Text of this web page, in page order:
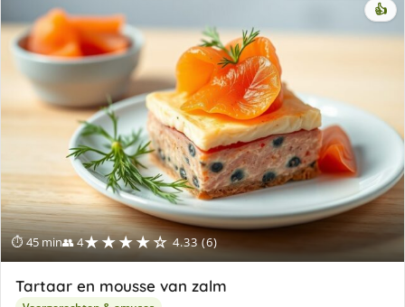
⏱ 45 min👥 4★★★★☆ 4.33 (6)
👍
Tartaar en mousse van zalm